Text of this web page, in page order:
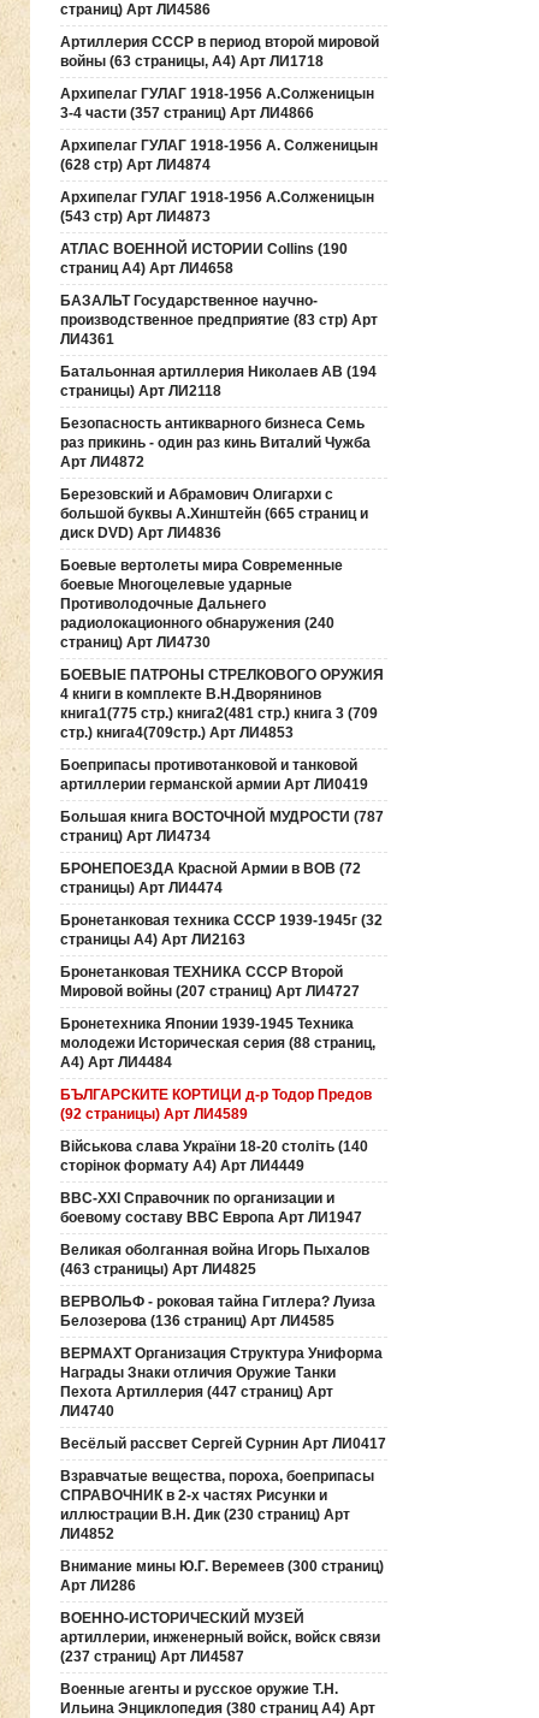
страниц) Арт ЛИ4586
Артиллерия СССР в период второй мировой
войны (63 страницы, А4) Арт ЛИ1718
Архипелаг ГУЛАГ 1918-1956 А.Солженицын
3-4 части (357 страниц) Арт ЛИ4866
Архипелаг ГУЛАГ 1918-1956 А. Солженицын
(628 стр) Арт ЛИ4874
Архипелаг ГУЛАГ 1918-1956 А.Солженицын
(543 стр) Арт ЛИ4873
АТЛАС ВОЕННОЙ ИСТОРИИ Collins (190
страниц А4) Арт ЛИ4658
БАЗАЛЬТ Государственное научно-
производственное предприятие (83 стр) Арт
ЛИ4361
Батальонная артиллерия Николаев АВ (194
страницы) Арт ЛИ2118
Безопасность антикварного бизнеса Семь
раз прикинь - один раз кинь Виталий Чужба
Арт ЛИ4872
Березовский и Абрамович Олигархи с
большой буквы А.Хинштейн (665 страниц и
диск DVD) Арт ЛИ4836
Боевые вертолеты мира Современные
боевые Многоцелевые ударные
Противолодочные Дальнего
радиолокационного обнаружения (240
страниц) Арт ЛИ4730
БОЕВЫЕ ПАТРОНЫ СТРЕЛКОВОГО ОРУЖИЯ
4 книги в комплекте В.Н.Дворянинов
книга1(775 стр.) книга2(481 стр.) книга 3 (709
стр.) книга4(709стр.) Арт ЛИ4853
Боеприпасы противотанковой и танковой
артиллерии германской армии Арт ЛИ0419
Большая книга ВОСТОЧНОЙ МУДРОСТИ (787
страниц) Арт ЛИ4734
БРОНЕПОЕЗДА Красной Армии в ВОВ (72
страницы) Арт ЛИ4474
Бронетанковая техника СССР 1939-1945г (32
страницы А4) Арт ЛИ2163
Бронетанковая ТЕХНИКА СССР Второй
Мировой войны (207 страниц) Арт ЛИ4727
Бронетехника Японии 1939-1945 Техника
молодежи Историческая серия (88 страниц,
А4) Арт ЛИ4484
БЪЛГАРСКИТЕ КОРТИЦИ д-р Тодор Предов
(92 страницы) Арт ЛИ4589
Військова слава України 18-20 століть (140
сторінок формату А4) Арт ЛИ4449
ВВС-ХХI Справочник по организации и
боевому составу ВВС Европа Арт ЛИ1947
Великая оболганная война Игорь Пыхалов
(463 страницы) Арт ЛИ4825
ВЕРВОЛЬФ - роковая тайна Гитлера? Луиза
Белозерова (136 страниц) Арт ЛИ4585
ВЕРМАХТ Организация Структура Униформа
Награды Знаки отличия Оружие Танки
Пехота Артиллерия (447 страниц) Арт
ЛИ4740
Весёлый рассвет Сергей Сурнин Арт ЛИ0417
Взравчатые вещества, пороха, боеприпасы
СПРАВОЧНИК в 2-х частях Рисунки и
иллюстрации В.Н. Дик (230 страниц) Арт
ЛИ4852
Внимание мины Ю.Г. Веремеев (300 страниц)
Арт ЛИ286
ВОЕННО-ИСТОРИЧЕСКИЙ МУЗЕЙ
артиллерии, инженерный войск, войск связи
(237 страниц) Арт ЛИ4587
Военные агенты и русское оружие Т.Н.
Ильина Энциклопедия (380 страниц А4) Арт